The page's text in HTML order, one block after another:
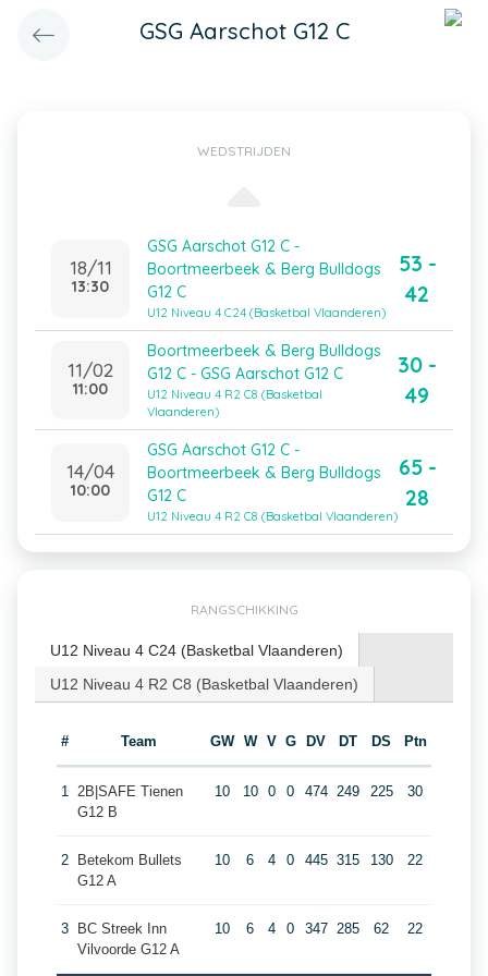
GSG Aarschot G12 C
WEDSTRIJDEN
18/11
13:30
GSG Aarschot G12 C -
Boortmeerbeek & Berg Bulldogs
G12 C
U12 Niveau 4 C24 (Basketbal Vlaanderen)
53 -
42
11/02
11:00
Boortmeerbeek & Berg Bulldogs
G12 C - GSG Aarschot G12 C
U12 Niveau 4 R2 C8 (Basketbal
Vlaanderen)
30 -
49
14/04
10:00
GSG Aarschot G12 C -
Boortmeerbeek & Berg Bulldogs
G12 C
U12 Niveau 4 R2 C8 (Basketbal Vlaanderen)
65 -
28
RANGSCHIKKING
U12 Niveau 4 C24 (Basketbal Vlaanderen)
U12 Niveau 4 R2 C8 (Basketbal Vlaanderen)
# Team GW W V G DV DT DS Ptn
1 2B|SAFE Tienen
G12 B
10 10 0 0 474 249 225 30
2
Betekom Bullets
G12 A
10 6 4 0 445 315 130 22
3
BC Streek Inn
Vilvoorde G12 A
10 6 4 0 347 285 62 22